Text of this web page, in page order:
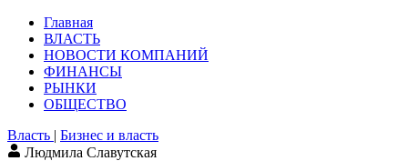
Главная
ВЛАСТЬ
НОВОСТИ КОМПАНИЙ
ФИНАНСЫ
РЫНКИ
ОБЩЕСТВО
Власть | Бизнес и власть
Людмила Славутская